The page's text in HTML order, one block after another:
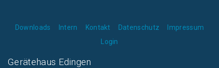
Downloads Intern Kontakt Datenschutz
Impressum
Login
Gerätehaus Edingen